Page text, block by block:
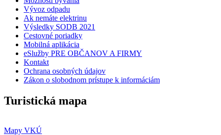
Vývoz odpadu
Ak nemáte elektrinu
Výsledky SODB 2021
Cestovné poriadky
Mobilná aplikácia
eSlužby PRE OBČANOV A FIRMY
Kontakt
Ochrana osobných údajov
Zákon o slobodnom prístupe k informáciám
Turistická mapa
Mapy VKÚ